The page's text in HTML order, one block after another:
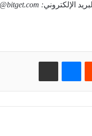
الإلكتروني:
ماسنجر